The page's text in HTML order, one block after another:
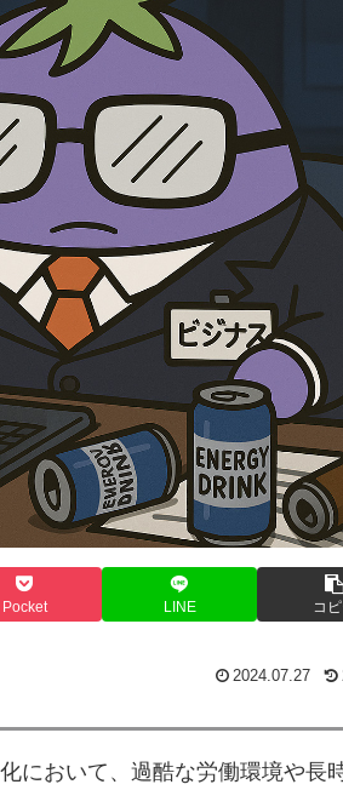
Pocket LINE コ
2024.07.27
において、過酷な労働環境や長